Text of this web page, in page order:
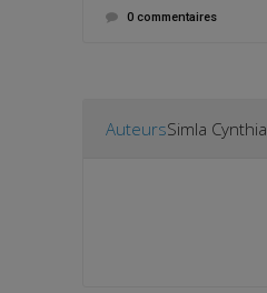
0 commentaires
AuteursSimla Cynthia